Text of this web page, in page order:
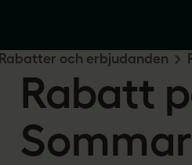
Rabatter och erbjudanden
Rabatt